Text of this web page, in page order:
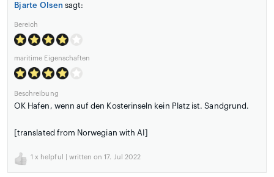
Bjarte Olsen sagt:
Bereich
maritime Eigenschaften
Beschreibung
OK Hafen, wenn auf den Kosterinseln kein Platz ist. Sandgrund.
[translated from Norwegian with AI]
1 x helpful | written on 17. Jul 2022